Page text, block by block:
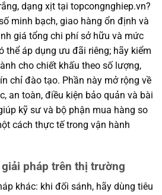
dạng xịt tại topcongnghiep.vn?
minh bạch, giao hàng ổn định và
giá tổng chi phí sở hữu và mức
thể áp dụng ưu đãi riêng; hãy kiểm
cho chiết khấu theo số lượng,
chỉ đào tạo. Phần này mở rộng về
an toàn, điều kiện bảo quản và bài
kỹ sư và bộ phận mua hàng so
cách thực tế trong vận hành
pháp trên thị trường
khác: khi đối sánh, hãy dùng tiêu